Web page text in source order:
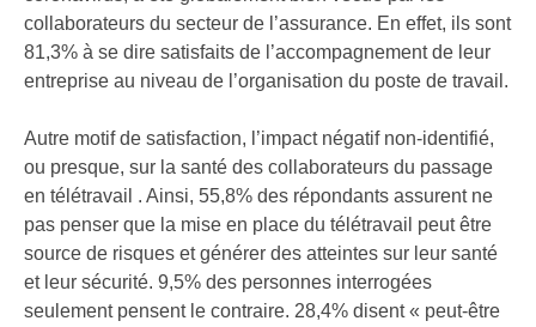
collaborateurs du secteur de l’assurance. En effet, ils sont
81,3% à se dire satisfaits de l’accompagnement de leur
entreprise au niveau de l’organisation du poste de travail.
Autre motif de satisfaction, l’impact négatif non-identifié,
ou presque, sur la santé des collaborateurs du passage
en télétravail . Ainsi, 55,8% des répondants assurent ne
pas penser que la mise en place du télétravail peut être
source de risques et générer des atteintes sur leur santé
et leur sécurité. 9,5% des personnes interrogées
seulement pensent le contraire. 28,4% disent « peut-être